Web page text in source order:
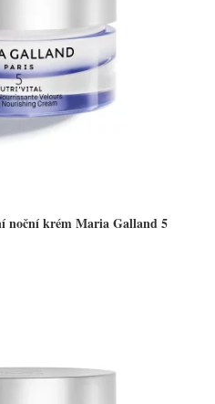
noční krém Maria Galland 5